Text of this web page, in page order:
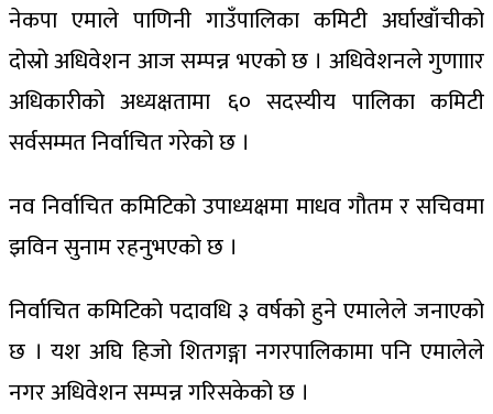
नेकपा एमाले पाणिनी गाउँपालिका कमिटी अर्घाखाँचीको
दोस्रो अधिवेशन आज सम्पन्न भएको छ । अधिवेशनले गुणााार
अधिकारीको अध्यक्षतामा ६० सदस्यीय पालिका कमिटी
सर्वसम्मत निर्वाचित गरेको छ ।
नव निर्वाचित कमिटिको उपाध्यक्षमा माधव गौतम र सचिवमा
झविन सुनाम रहनुभएको छ ।
निर्वाचित कमिटिको पदावधि ३ वर्षको हुने एमालेले जनाएको
छ । यश अघि हिजो शितगङ्गा नगरपालिकामा पनि एमालेले
नगर अधिवेशन सम्पन्न गरिसकेको छ ।